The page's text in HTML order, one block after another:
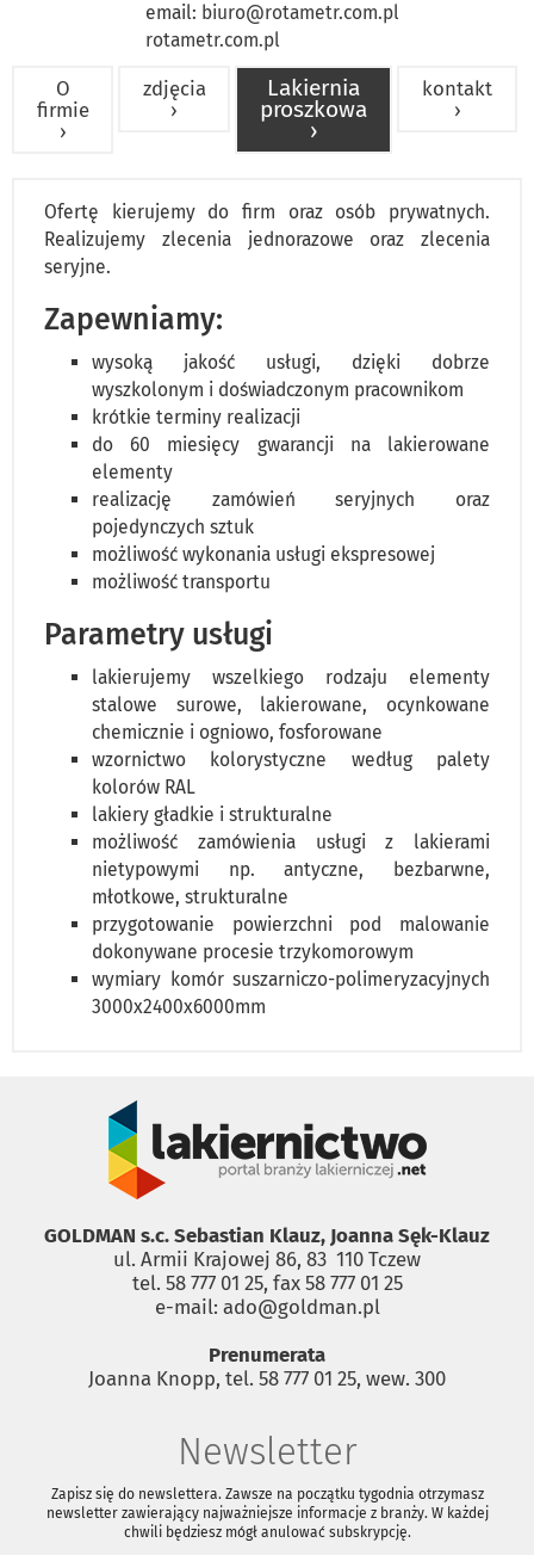
email: biuro@rotametr.com.pl
rotametr.com.pl
O
firmie
›
zdjęcia
›
Lakiernia
proszkowa
›
kontakt
›
Ofertę kierujemy do firm oraz osób prywatnych.
Realizujemy zlecenia jednorazowe oraz zlecenia
seryjne.
Zapewniamy:
wysoką jakość usługi, dzięki dobrze
wyszkolonym i doświadczonym pracownikom
krótkie terminy realizacji
do 60 miesięcy gwarancji na lakierowane
elementy
realizację zamówień seryjnych oraz
pojedynczych sztuk
możliwość wykonania usługi ekspresowej
możliwość transportu
Parametry usługi
lakierujemy wszelkiego rodzaju elementy
stalowe surowe, lakierowane, ocynkowane
chemicznie i ogniowo, fosforowane
wzornictwo kolorystyczne według palety
kolorów RAL
lakiery gładkie i strukturalne
możliwość zamówienia usługi z lakierami
nietypowymi np. antyczne, bezbarwne,
młotkowe, strukturalne
przygotowanie powierzchni pod malowanie
dokonywane procesie trzykomorowym
wymiary komór suszarniczo-polimeryzacyjnych
3000x2400x6000mm
GOLDMAN s.c. Sebastian Klauz, Joanna Sęk-Klauz
ul. Armii Krajowej 86, 83 ­ 110 Tczew
tel. 58 777 01 25, fax 58 777 01 25
e-mail: ado@goldman.pl
Prenumerata
Joanna Knopp, tel. 58 777 01 25, wew. 300
Newsletter
Zapisz się do newslettera. Zawsze na początku tygodnia otrzymasz
newsletter zawierający najważniejsze informacje z branży. W każdej
chwili będziesz mógł anulować subskrypcję.